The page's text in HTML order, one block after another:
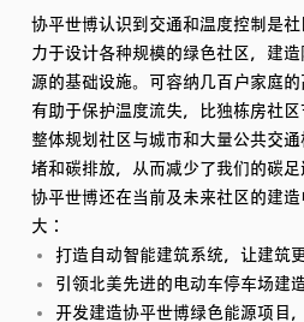
协平世博认识到交通和温度控制是
力于设计各种规模的绿色社区，建
源的基础设施。可容纳几百户家庭
有助于保护温度流失，比独栋房社
整体规划社区与城市和大量公共交
堵和碳排放，从而减少了我们的碳足
协平世博还在当前及未来社区的建
大：
打造自动智能建筑系统，让建筑
引领北美先进的电动车停车场建
开发建造协平世博绿色能源项目